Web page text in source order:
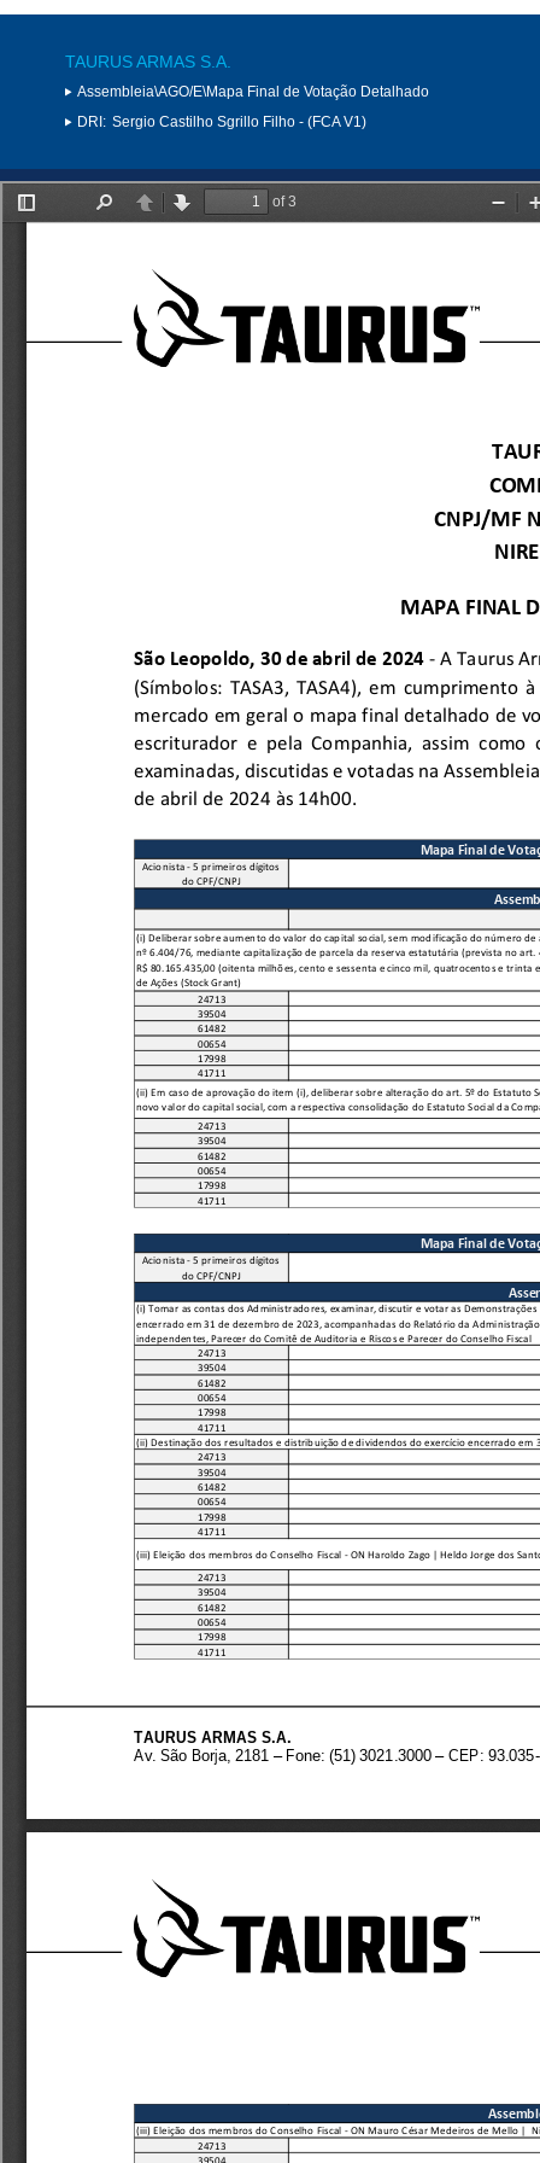
TAURUS ARMAS S.A.
Assembleia\AGO/E\Mapa Final de Votação Detalhado
DRI: Sergio Castilho Sgrillo Filho - (FCA V1)